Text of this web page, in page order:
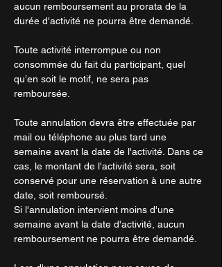
aucun remboursement au prorata de la
durée d'activité ne pourra être demandé.
Toute activité interrompue ou non
consommée du fait du participant, quel
qu’en soit le motif, ne sera pas
remboursée.
Toute annulation devra être effectuée par
mail ou téléphone au plus tard une
semaine avant la date de l'activité. Dans ce
cas, le montant de l'activité sera, soit
conservé pour une réservation à une autre
date, soit remboursé.
Si l'annulation intervient moins d'une
semaine avant la date d'activité, aucun
remboursement ne pourra être demandé.